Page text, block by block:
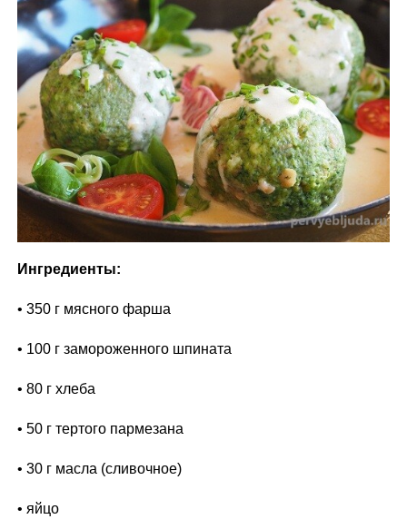
Ингредиенты:
• 350 г мясного фарша
• 100 г замороженного шпината
• 80 г хлеба
• 50 г тертого пармезана
• 30 г масла (сливочное)
• яйцо